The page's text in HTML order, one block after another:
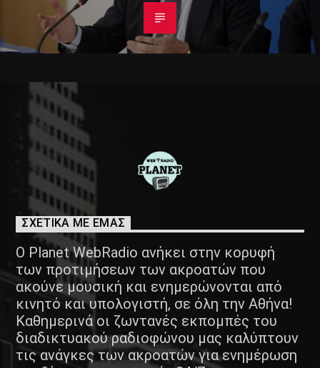
ΣΧΕΤΙΚΑ ΜΕ ΕΜΑΣ
Ο Planet WebRadio ανήκει στην κορυφή
των προτιμήσεων των ακροατών που
ακούνε μουσική και ενημερώνονται από
κινητό και υπολογιστή, σε όλη την Αθήνα!
Καθημερινά οι ζωντανές εκπομπές του
διαδικτυακού ραδιοφώνου μας καλύπτουν
τις ανάγκες των ακροατών για ενημέρωση